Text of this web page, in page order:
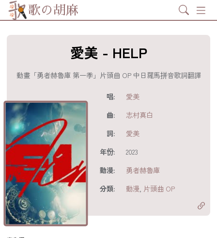
歌の胡麻 Search
愛美 - HELP
動畫「勇者赫魯庫 第一季」片頭曲 OP 中日羅馬拼音歌詞翻譯
唱:
愛美
曲:
志村真白
詞:
愛美
年份:
2023
動漫:
勇者赫魯庫
分類:
動漫 片頭曲 OP
分享至
享至 X
分享至
製鏈結